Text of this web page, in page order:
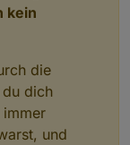
(abhängig
kein
die
du dich
und